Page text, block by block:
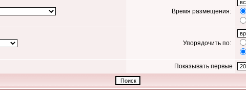
Время размещения:
Упорядочить по:
Показывать первые